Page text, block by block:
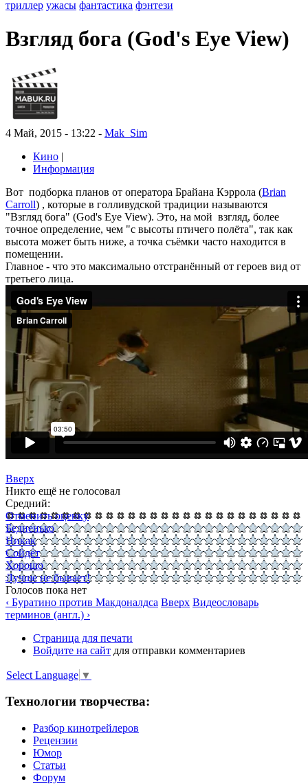
триллер ужасы фантастика фэнтези
Взгляд бога (God's Eye View)
4 Май, 2015 - 13:22 - Mak_Sim
Кино |
Информация
Вот подборка планов от оператора Брайана Кэррола (Brian
Carroll) , которые в голливудской традиции называются
"Взгляд бога" (God's Eye View). Это, на мой взгляд, более
точное определение, чем "с высоты птичего полёта", так как
высота может быть ниже, а точка съёмки часто находится в
помещении.
Главное - что это максимально отстранённый от героев вид от
третьего лица.
Вверх
Никто ещё не голосовал
Средний:
Отменить оценку
Бедненько
Никак
Сойдёт
Хорошо
Лучше не бывает!
Голосов пока нет
‹ Буратино против Макдоналдса Вверх Видеословарь
терминов (англ.) ›
Страница для печати
Войдите на сайт для отправки комментариев
Select Language ▼
Технологии творчества:
Разбор кинотрейлеров
Рецензии
Юмор
Статьи
Форум